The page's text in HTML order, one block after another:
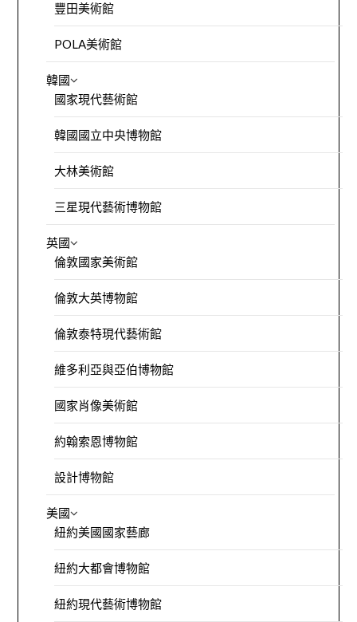
豐田美術館
POLA美術館
韓國
國家現代藝術館
韓國國立中央博物館
大林美術館
三星現代藝術博物館
英國
倫敦國家美術館
倫敦大英博物館
倫敦泰特現代藝術館
維多利亞與亞伯博物館
國家肖像美術館
約翰索恩博物館
設計博物館
美國
紐約美國國家藝廊
紐約大都會博物館
紐約現代藝術博物館